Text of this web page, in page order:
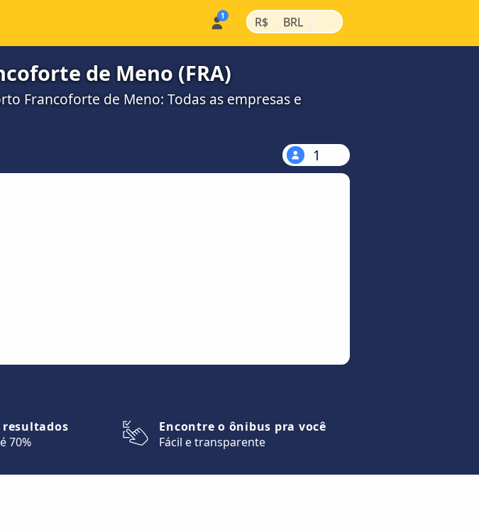
R$ | BRL |
de Meno (FRA)
Francoforte de Meno: Todas as empresas e
1
resultados
70%
Encontre o ônibus pra você
Fácil e transparente